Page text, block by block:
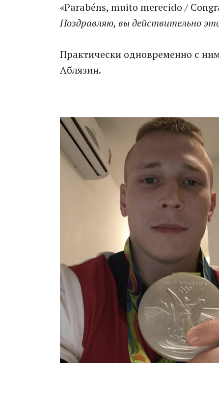
«Parabéns, muito merecido /
Поздравляю, вы действительно
Практически одновременно с
Аблязин.